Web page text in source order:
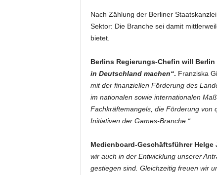
Nach Zählung der Berliner
Sektor: Die Branche sei damit
bietet.
Berlins Regierungs-Chefin will
in Deutschland machen“. Franziska
mit der finanziellen Förderung des
im nationalen sowie internationalen
Fachkräftemangels, die Förderung von
Initiativen der Games-Branche.“
Medienboard-Geschäftsführer Helge
wir auch in der Entwicklung unserer
gestiegen sind. Gleichzeitig freuen wir